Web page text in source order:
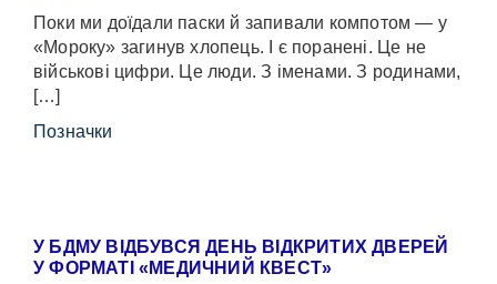
Поки ми доїдали паски й запивали компотом — у
«Мороку» загинув хлопець. І є поранені. Це не
військові цифри. Це люди. З іменами. З родинами,
[…]
Позначки
У БДМУ ВІДБУВСЯ ДЕНЬ ВІДКРИТИХ ДВЕРЕЙ
У ФОРМАТІ «МЕДИЧНИЙ КВЕСТ»